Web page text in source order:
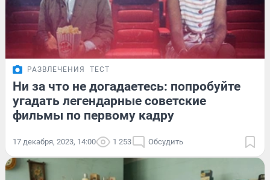
РАЗВЛЕЧЕНИЯ ТЕСТ
Ни за что не догадаетесь: попробуйте
угадать легендарные советские
фильмы по первому кадру
17 декабря, 2023, 14:00 1 253 Обсудить